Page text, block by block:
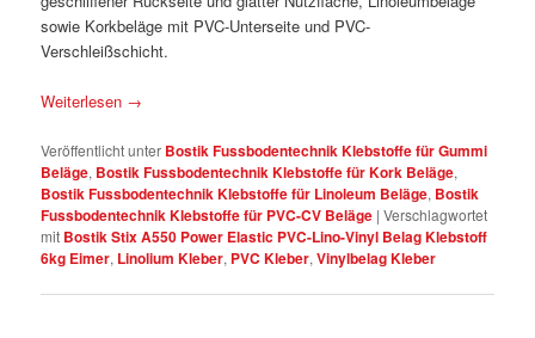
sowie Korkbeläge mit PVC-Unterseite und PVC-
Verschleißschicht.
Weiterlesen →
Veröffentlicht unter Bostik Fussbodentechnik Klebstoffe für Gummi
Beläge, Bostik Fussbodentechnik Klebstoffe für Kork Beläge,
Bostik Fussbodentechnik Klebstoffe für Linoleum Beläge, Bostik
Fussbodentechnik Klebstoffe für PVC-CV Beläge |Verschlagwortet
mit Bostik Stix A550 Power Elastic PVC-Lino-Vinyl Belag Klebstoff
6kg Eimer, Linolium Kleber, PVC Kleber,Vinylbelag Kleber